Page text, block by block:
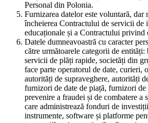
Personal din Polonia.
Furnizarea datelor este voluntară, dar
încheierea Contractului de servicii de
educaționale și a Contractului privind
Datele dumneavoastră cu caracter
către următoarele categorii de
servicii de plăți rapide, societăți din
face parte operatorul de date, curieri,
autorități de supraveghere, autorități
furnizori de date de piață, furnizori de
prevenire a fraudei și de combatere a
care administrează fonduri de
instrumente, software și platforme